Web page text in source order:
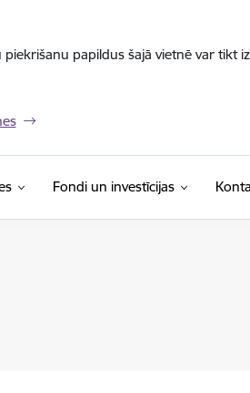
papildus šajā vietnē var tikt
Fondi un investīcijas